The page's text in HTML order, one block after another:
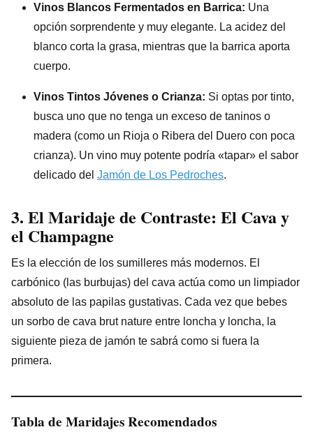
Vinos Blancos Fermentados en Barrica: Una
opción sorprendente y muy elegante. La acidez del
blanco corta la grasa, mientras que la barrica aporta
cuerpo.
Vinos Tintos Jóvenes o Crianza: Si optas por tinto,
busca uno que no tenga un exceso de taninos o
madera (como un Rioja o Ribera del Duero con poca
crianza). Un vino muy potente podría «tapar» el sabor
delicado del Jamón de Los Pedroches.
3. El Maridaje de Contraste: El Cava y
el Champagne
Es la elección de los sumilleres más modernos. El
carbónico (las burbujas) del cava actúa como un limpiador
absoluto de las papilas gustativas. Cada vez que bebes
un sorbo de cava brut nature entre loncha y loncha, la
siguiente pieza de jamón te sabrá como si fuera la
primera.
Tabla de Maridajes Recomendados